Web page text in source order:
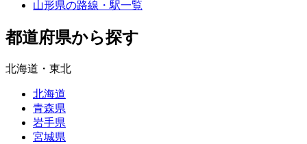
山形県の路線・駅一覧
都道府県から探す
北海道・東北
北海道
青森県
岩手県
宮城県